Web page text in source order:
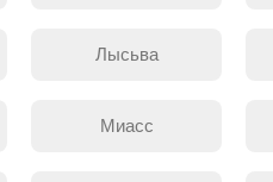
Лысьва
Миасс